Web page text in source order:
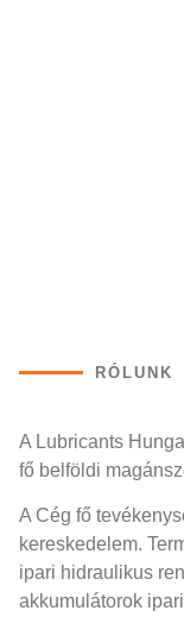
RÓLUNK
A Lubricants
fő belföldi
A Cég fő
kereskedelem.
ipari hidraulikus
akkumulátorok